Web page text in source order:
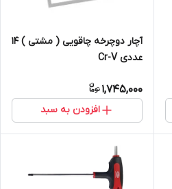
آچار دوچرخه چاقویی ( مشتی ) 14
عددی Cr-V
1,745,000
افزودن به سبد